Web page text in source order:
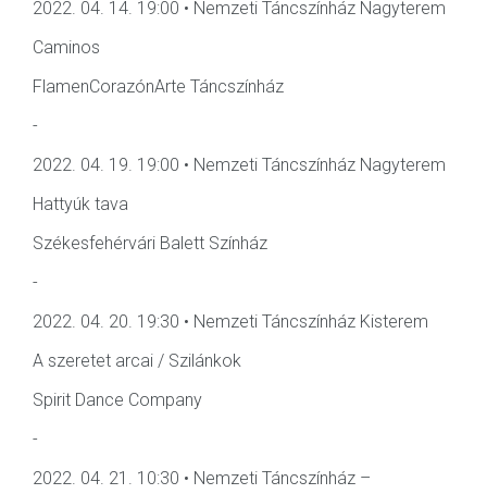
2022. 04. 14. 19:00 • Nemzeti Táncszínház Nagyterem
Caminos
FlamenCorazónArte Táncszínház
-
2022. 04. 19. 19:00 • Nemzeti Táncszínház Nagyterem
Hattyúk tava
Székesfehérvári Balett Színház
-
2022. 04. 20. 19:30 • Nemzeti Táncszínház Kisterem
A szeretet arcai / Szilánkok
Spirit Dance Company
-
2022. 04. 21. 10:30 • Nemzeti Táncszínház –